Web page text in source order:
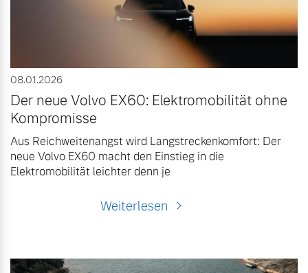
08.01.2026
Der neue Volvo EX60: Elektromobilität ohne
Kompromisse
Aus Reichweitenangst wird Langstreckenkomfort: Der
neue Volvo EX60 macht den Einstieg in die
Elektromobilität leichter denn je
Weiterlesen